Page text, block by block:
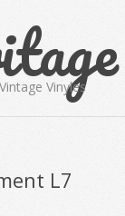
Vinyles
L7